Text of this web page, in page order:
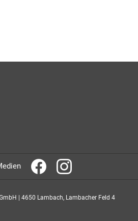
| 4650 Lambach, Lambacher Feld 4